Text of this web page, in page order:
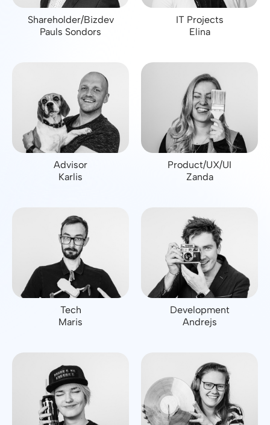
Shareholder/Bizdev
Pauls Sondors
IT Projects
Elina
Advisor
Karlis
Product/UX/UI
Zanda
Tech
Maris
Development
Andrejs